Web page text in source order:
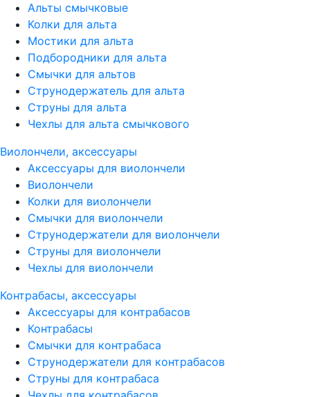
Альты смычковые
Колки для альта
Мостики для альта
Подбородники для альта
Смычки для альтов
Струнодержатель для альта
Струны для альта
Чехлы для альта смычкового
Виолончели, аксессуары
Аксессуары для виолончели
Виолончели
Колки для виолончели
Смычки для виолончели
Струнодержатели для виолончели
Струны для виолончели
Чехлы для виолончели
Контрабасы, аксессуары
Аксессуары для контрабасов
Контрабасы
Смычки для контрабаса
Струнодержатели для контрабасов
Струны для контрабаса